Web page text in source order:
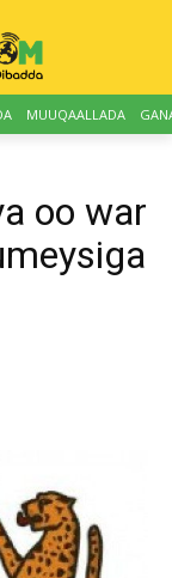
MUUQAALLADA
oo war